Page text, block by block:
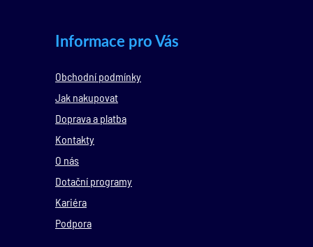
Informace pro Vás
Obchodní podmínky
Jak nakupovat
Doprava a platba
Kontakty
O nás
Dotační programy
Kariéra
Podpora